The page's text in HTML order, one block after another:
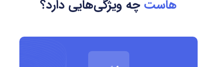
مناسب برای شرکت ها، مشاوران و آموزش دهندگان
هاست چه ویژگی‌هایی دارد؟